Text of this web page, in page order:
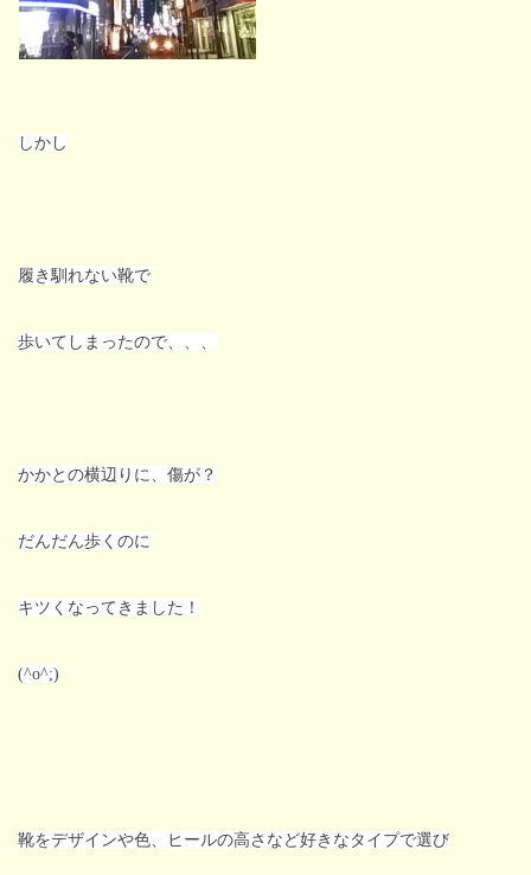
しかし
履き馴れない靴で
歩いてしまっ たので、、、
かかとの横辺りに、傷が？
だんだん歩くのに
キツくなってきました！
(^o^;)
靴をデザインや色、ヒールの高さなど好きなタイプで選び